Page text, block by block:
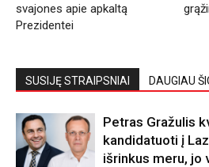
svajones apie apkaltą
Prezidentei
SUSIJĘ STRAIPSNIAI DAUGIAU
Petras Gražulis
kandidatuoti į
išrinkus meru, jo